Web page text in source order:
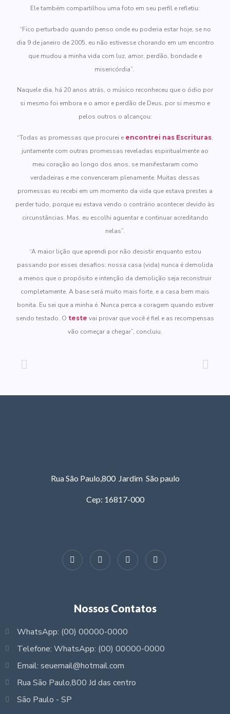
Ele também compartilhou uma foto em seu perfil e refletiu:
“Fico perturbado quando penso onde eu poderia estar hoje, se no
dia 9 de janeiro de 2005, eu não estivesse chorando em um encontro
que mudou a minha vida com luz, amor, perdão, bondade e
misericórdia”.
Naquele dia, há 20 anos atrás, o músico reconheceu que o ódio por
si mesmo foi embora e o amor e perdão de Deus, por si mesmo e
pelos outros o alcançou:
“Todas as promessas que procurei e encontrei nas Escrituras,
juntamente com outras promessas reveladas espiritualmente ao
meu coração ao longo dos anos, se manifestaram como
verdadeiras e me convenceram plenamente. Muitas dessas
promessas eu recebi em um momento da vida que estava prestes a
perder tudo, porque eu estava vendo o contrário acontecer devido às
circunstâncias. Mas, eu escolhi aguentar e continuar acreditando
nelas”.
“A maior lição que aprendi por não desistir enquanto estou
passando por esses desafios: nossa casa (vida) nunca é demolida
a menos que o propósito e intenção da demolição seja reconstruir
completamente. A base será muito mais forte, e a casa bem mais
bonita. Eu sei que a minha é. Nunca perca a coragem quando estiver
sendo testado. O teste vai provar que você é fiel e as recompensas
vão começar a chegar”, concluiu.
Rua São Paulo,800 Jardim São paulo
Cep: 16817-000
Nossos Contatos
WhatsApp: (00) 00000-0000
Telefone: WhatsApp: (00) 00000-0000
Email: seuemail@hotmail.com
Rua São Paulo,800 Jd das centro
São Paulo - SP